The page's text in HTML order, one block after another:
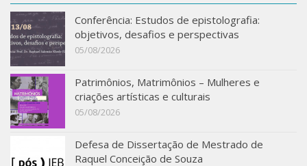
Acadêmico
Graduação
Acervo
Publicações
Almanack Braziliense
Cadernos do IEB
Conferência: Estudos de epistolografia:
objetivos, desafios e perspectivas
05/08/2026
Patrimônios, Matrimônios – Mulheres e
criações artísticas e culturais
05/08/2026
Defesa de Dissertação de Mestrado de
Raquel Conceição de Souza